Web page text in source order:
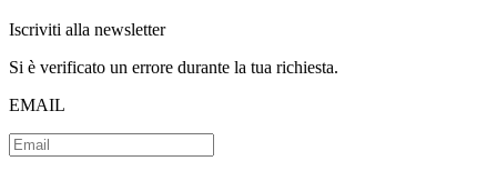
Iscriviti alla newsletter
Si è verificato un errore durante la tua richiesta.
EMAIL